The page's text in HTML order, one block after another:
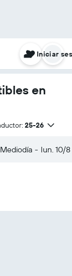
Iniciar
en
25-26
Mediodía - lun. 10/8